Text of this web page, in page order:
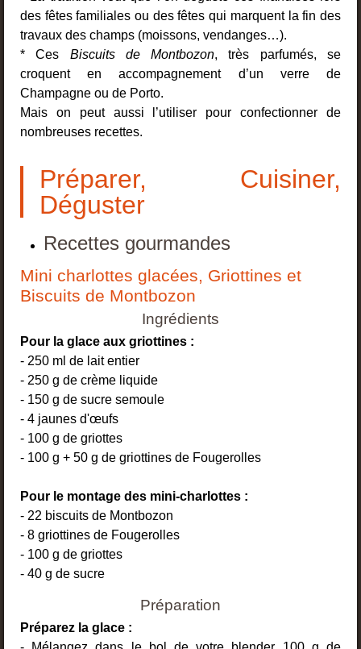
des fêtes familiales ou des fêtes qui marquent la fin des
travaux des champs (moissons, vendanges…).
* Ces Biscuits de Montbozon, très parfumés, se
croquent en accompagnement d’un verre de
Champagne ou de Porto.
Mais on peut aussi l’utiliser pour confectionner de
nombreuses recettes.
Préparer, Cuisiner,
Déguster
Recettes gourmandes
Mini charlottes glacées, Griottines et
Biscuits de Montbozon
Ingrédients
Pour la glace aux griottines :
- 250 ml de lait entier
- 250 g de crème liquide
- 150 g de sucre semoule
- 4 jaunes d'œufs
- 100 g de griottes
- 100 g + 50 g de griottines de Fougerolles
Pour le montage des mini-charlottes :
- 22 biscuits de Montbozon
- 8 griottines de Fougerolles
- 100 g de griottes
- 40 g de sucre
Préparation
Préparez la glace :